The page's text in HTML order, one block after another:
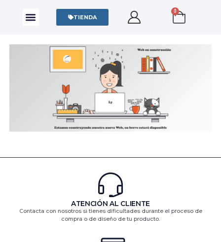
TIENDA
0
ATENCIÓN AL CLIENTE
Contacta con nosotros si tienes dificultades durante el proceso de
compra o de diseño de tu producto.